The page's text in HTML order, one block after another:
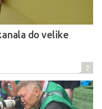
do velike
2